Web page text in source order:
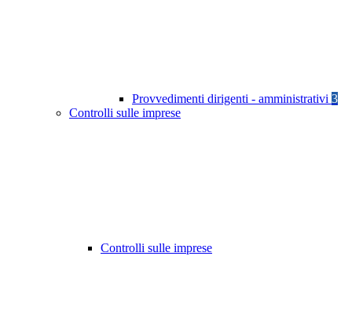
Provvedimenti dirigenti - amministrativi 3
Controlli sulle imprese
Controlli sulle imprese